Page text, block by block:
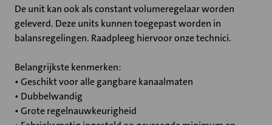
De unit kan ook als constant volumeregelaar worden
geleverd. Deze units kunnen toegepast worden in
balansregelingen. Raadpleeg hiervoor onze technici.
Belangrijkste kenmerken:
• Geschikt voor alle gangbare kanaalmaten
• Dubbelwandig
• Grote regelnauwkeurigheid